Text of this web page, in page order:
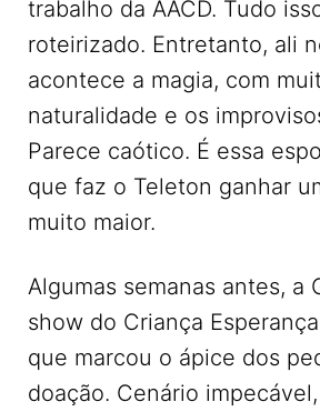
trabalho da AACD. Tudo
roteirizado. Entretanto, ali
acontece a magia, com
naturalidade e os
Parece caótico. É essa
que faz o Teleton ganhar
muito maior.
Algumas semanas antes, a
show do Criança
que marcou o ápice dos
doação. Cenário